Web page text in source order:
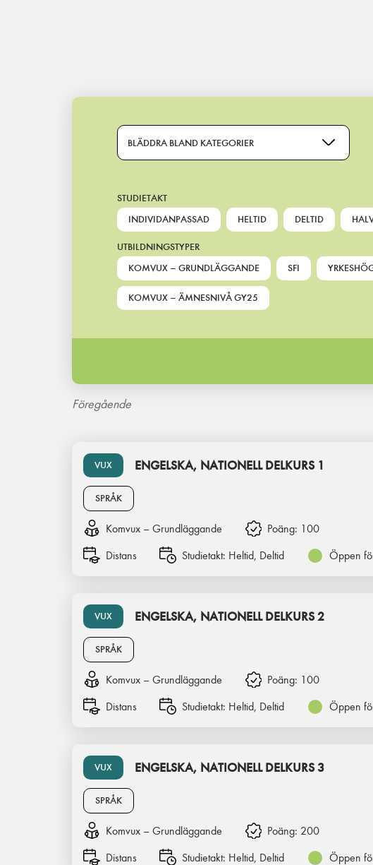
Main Navigation
BLÄDDRA BLAND KATEGORIER
STUDIETAKT
INDIVIDANPASSAD
HELTID DELTID
UTBILDNINGSTYPER
KOMVUX – GRUNDLÄGGANDE
SFI
KOMVUX – ÄMNESNIVÅ GY25
Föregående
VUX ENGELSKA, NATIONELL DELKURS 1
SPRÅK
Komvux – Grundläggande Poäng: 100
Distans
Studietakt: Heltid, Deltid Öppen
VUX ENGELSKA, NATIONELL DELKURS 2
SPRÅK
Komvux – Grundläggande Poäng: 100
Distans
Studietakt: Heltid, Deltid Öppen
VUX ENGELSKA, NATIONELL DELKURS 3
SPRÅK
Komvux – Grundläggande Poäng: 200
Distans
Studietakt: Heltid, Deltid Öppen